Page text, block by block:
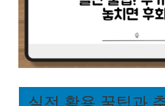
실전 활용 꿀팁과